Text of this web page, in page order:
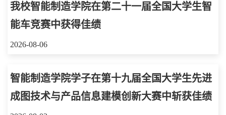
我校智能制造学院在第二十一届全国大学生智
能车竞赛中获得佳绩
2026-08-06
智能制造学院学子在第十九届全国大学生先进
成图技术与产品信息建模创新大赛中斩获佳绩